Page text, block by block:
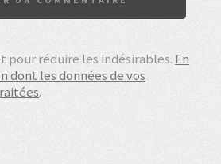
pour réduire les indésirables. En
dont les données de vos
.